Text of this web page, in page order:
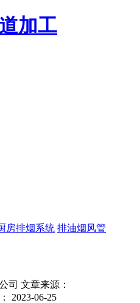
房排烟系统 排油烟风管
司 文章来源：
2023-06-25